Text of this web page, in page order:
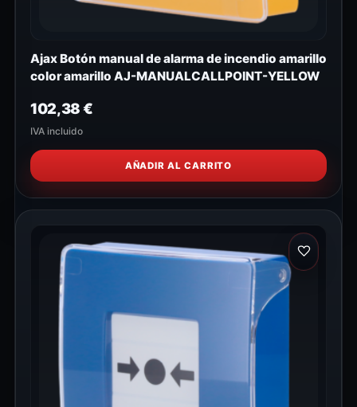
Ajax Botón manual de alarma de incendio amarillo
color amarillo AJ-MANUALCALLPOINT-YELLOW
102,38€
IVA incluido
AÑADIR AL CARRITO